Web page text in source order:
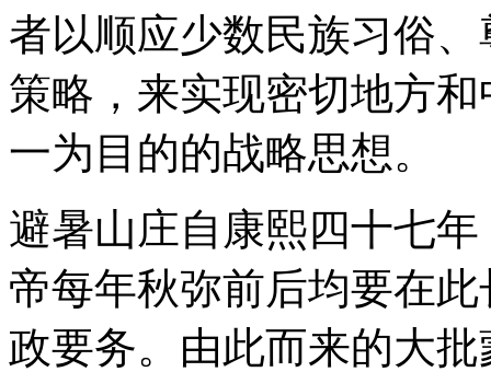
者以顺应少数民族习俗
策略，来实现密切地方
一为目的的战略思想。
避暑山庄自康熙四十七
帝每年秋弥前后均要在
政要务。由此而来的大